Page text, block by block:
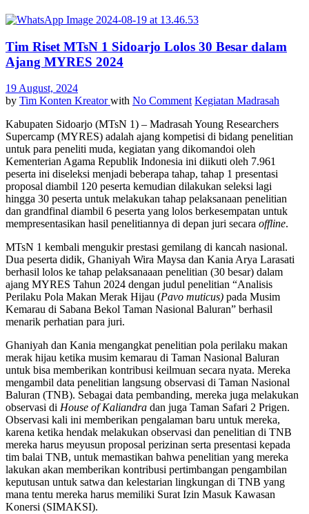
Tim Riset MTsN 1 Sidoarjo Lolos 30 Besar dalam
Ajang MYRES 2024
19 August, 2024
by Tim Konten Kreatorwith No Comment Kegiatan Madrasah
Kabupaten Sidoarjo (MTsN 1) – Madrasah Young Researchers
Supercamp (MYRES) adalah ajang kompetisi di bidang penelitian
untuk para peneliti muda, kegiatan yang dikomandoi oleh
Kementerian Agama Republik Indonesia ini diikuti oleh 7.961
peserta ini diseleksi menjadi beberapa tahap, tahap 1 presentasi
proposal diambil 120 peserta kemudian dilakukan seleksi lagi
hingga 30 peserta untuk melakukan tahap pelaksanaan penelitian
dan grandfinal diambil 6 peserta yang lolos berkesempatan untuk
mempresentasikan hasil penelitiannya di depan juri secara offline.
MTsN 1 kembali mengukir prestasi gemilang di kancah nasional.
Dua peserta didik, Ghaniyah Wira Maysa dan Kania Arya Larasati
berhasil lolos ke tahap pelaksanaaan penelitian (30 besar) dalam
ajang MYRES Tahun 2024 dengan judul penelitian “Analisis
Perilaku Pola Makan Merak Hijau (Pavo muticus) pada Musim
Kemarau di Sabana Bekol Taman Nasional Baluran” berhasil
menarik perhatian para juri.
Ghaniyah dan Kania mengangkat penelitian pola perilaku makan
merak hijau ketika musim kemarau di Taman Nasional Baluran
untuk bisa memberikan kontribusi keilmuan secara nyata. Mereka
mengambil data penelitian langsung observasi di Taman Nasional
Baluran (TNB). Sebagai data pembanding, mereka juga melakukan
observasi di House of Kaliandra dan juga Taman Safari 2 Prigen.
Observasi kali ini memberikan pengalaman baru untuk mereka,
karena ketika hendak melakukan observasi dan penelitian di TNB
mereka harus meyusun proposal perizinan serta presentasi kepada
tim balai TNB, untuk memastikan bahwa penelitian yang mereka
lakukan akan memberikan kontribusi pertimbangan pengambilan
keputusan untuk satwa dan kelestarian lingkungan di TNB yang
mana tentu mereka harus memiliki Surat Izin Masuk Kawasan
Konersi (SIMAKSI).